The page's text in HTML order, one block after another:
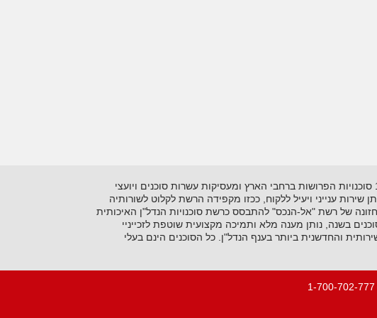
רשת "אל-הנכס" נוסדה בשנת 1995 ועוסקת בתיווך יזמות ושיווק נדל"ן על סוגיו השונים. כיום מונה הרשתלמעלה מ- 15 סוכנויות הפרושות ברחבי הארץ ומעסיקות עשרות סוכנים ויועצי
שירות ענייני ויעיל ללקוח, ככזו מקפידה הרשת לקלוט לשורותיה
של רשת "אל-הנכס" להתבסס כרשת סוכנויות הנדל"ן האיכותית
בשנה, נותן מענה מלא ותמיכה מקצועית שוטפת לזכייניי
והחדשנית ביותר בענף הנדל"ן. כל הסוכנים הינם בעלי